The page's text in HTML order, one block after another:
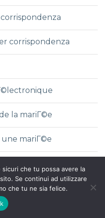
corrispondenza
la mariГ©e
mariГ©e
che tu possa avere la
Se continui ad utilizzare
che tu ne sia felice.